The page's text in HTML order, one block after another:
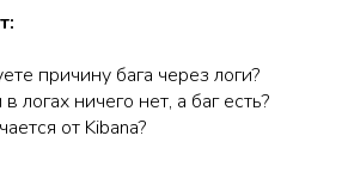
причину бага через логи?
логах ничего нет, а баг есть?
от Kibana?